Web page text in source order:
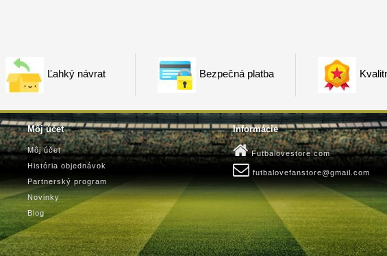
Ľahký návrat Bezpečná platba
Môj účet
Môj účet
História objednávok
Partnerský program
Novinky
Blog
Informácie
Futbalovestore.com
futbalovefanstore@gmail.com